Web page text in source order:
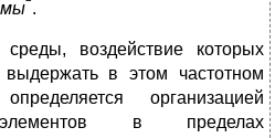
.
воздействие которых
в этом частотном
организацией
элементов в пределах